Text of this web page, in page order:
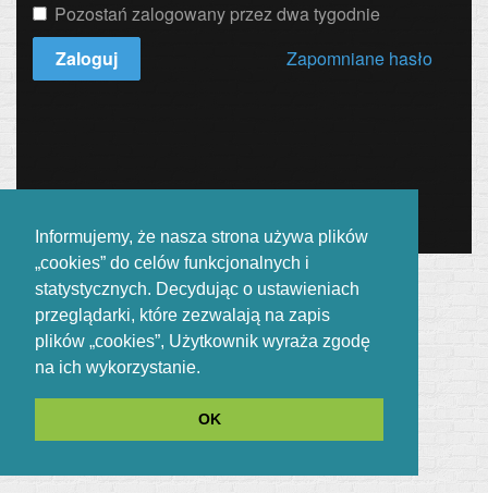
Informujemy, że nasza strona używa plików
„cookies” do celów funkcjonalnych i
statystycznych. Decydując o ustawieniach
przeglądarki, które zezwalają na zapis
plików „cookies”, Użytkownik wyraża zgodę
na ich wykorzystanie.
OK
Pozostań zalogowany przez dwa tygodnie
Zaloguj
Zapomniane hasło